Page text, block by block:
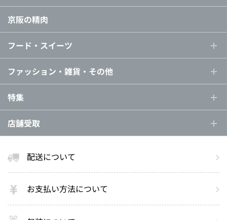
京阪の精肉
フード・スイーツ
ファッション・雑貨・その他
特集
店舗受取
配送について
お支払い方法について